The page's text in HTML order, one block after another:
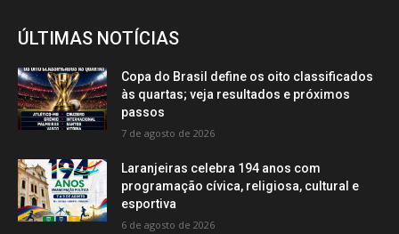
ÚLTIMAS NOTÍCIAS
Copa do Brasil define os oito classificados
às quartas; veja resultados e próximos
passos
7 de agosto de 2026
Laranjeiras celebra 194 anos com
programação cívica, religiosa, cultural e
esportiva
6 de agosto de 2026